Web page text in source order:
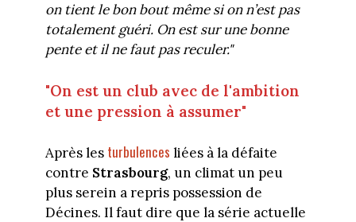
on tient le bon bout même si on n’est pas
totalement guéri. On est sur une bonne
pente et il ne faut pas reculer."
"On est un club avec de l'ambition
et une pression à assumer"
Après les turbulences liées à la défaite
contre Strasbourg, un climat un peu
plus serein a repris possession de
Décines. Il faut dire que la série actuelle